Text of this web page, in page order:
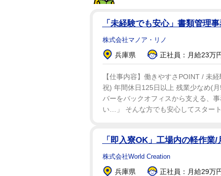
「未経験でも安心」書類管理
株式会社マノア・リノ
兵庫県 正社員：月給23万
【仕事内容】働きやすさPOINT / 未
祝) 年間休日125日以上 残業少なめ(
バーをバックオフィスから支える、
い…」 そんな方でも安心してスター
「即入寮OK」工場内の軽作
株式会社World Creation
兵庫県 正社員：月給29万